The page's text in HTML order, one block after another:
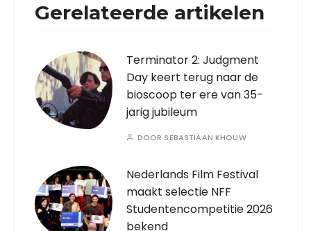
Gerelateerde artikelen
Terminator 2: Judgment
Day keert terug naar de
bioscoop ter ere van 35-
jarig jubileum
DOOR SEBASTIAAN KHOUW
Nederlands Film Festival
maakt selectie NFF
Studentencompetitie 2026
bekend